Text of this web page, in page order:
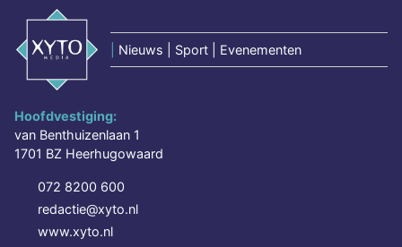
Nieuws | Sport | Evenementen
Hoofdvestiging:
van Benthuizenlaan 1
1701 BZ Heerhugowaard
072 8200 600
redactie@xyto.nl
www.xyto.nl